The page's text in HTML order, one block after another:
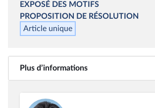
EXPOSÉ DES MOTIFS
PROPOSITION DE RÉSOLUTION
Article unique
Plus d’informations